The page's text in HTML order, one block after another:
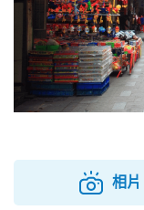
相片